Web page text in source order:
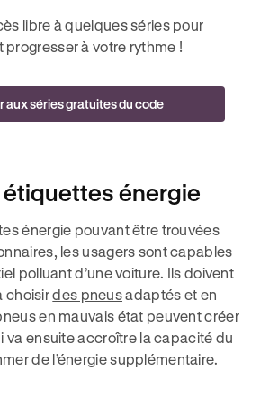
libre à quelques séries pour
progresser à votre rythme !
aux séries gratuites du code
étiquettes énergie
énergie pouvant être trouvées
les usagers sont capables
polluant d’une voiture. Ils doivent
choisirdes pneusadaptés et en
en mauvais état peuvent créer
va ensuite accroître la capacité du
de l’énergie supplémentaire.